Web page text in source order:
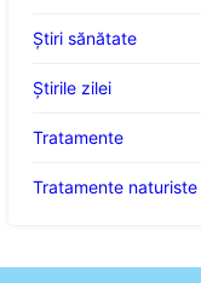
Ştiri sănătate
Știrile zilei
Tratamente
Tratamente naturiste